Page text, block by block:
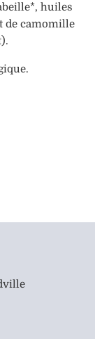
huiles
de camomille